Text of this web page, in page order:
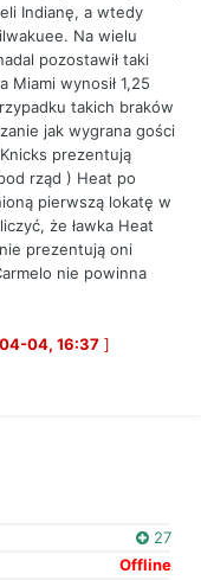
Indianę, a wtedy
Na wielu
pozostawił taki
wynosił 1,25
takich braków
jak wygrana gości
prezentują
rząd ) Heat po
pierwszą lokatę w
że ławka Heat
prezentują oni
nie powinna
04, 16:37 ]
27
Offline